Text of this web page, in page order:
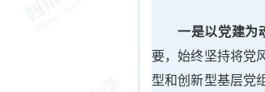
一是以党建为
要，始终坚持将党
型和创新型基层党